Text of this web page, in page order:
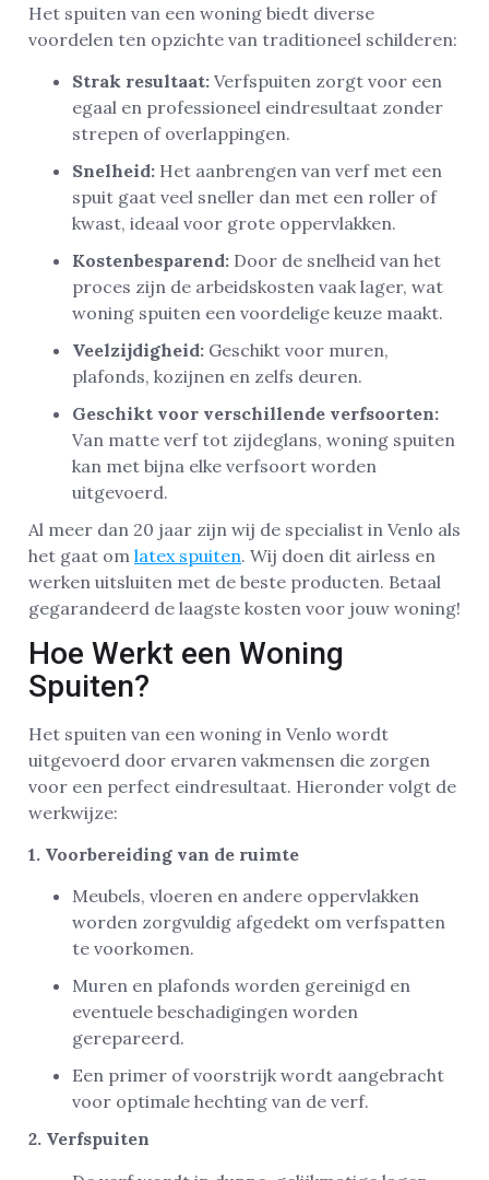
Het spuiten van een woning biedt diverse
voordelen ten opzichte van traditioneel schilderen:
Strak resultaat: Verfspuiten zorgt voor een
egaal en professioneel eindresultaat zonder
strepen of overlappingen.
Snelheid: Het aanbrengen van verf met een
spuit gaat veel sneller dan met een roller of
kwast, ideaal voor grote oppervlakken.
Kostenbesparend: Door de snelheid van het
proces zijn de arbeidskosten vaak lager, wat
woning spuiten een voordelige keuze maakt.
Veelzijdigheid: Geschikt voor muren,
plafonds, kozijnen en zelfs deuren.
Geschikt voor verschillende verfsoorten:
Van matte verf tot zijdeglans, woning spuiten
kan met bijna elke verfsoort worden
uitgevoerd.
Al meer dan 20 jaar zijn wij de specialist in Venlo als
het gaat om latex spuiten. Wij doen dit airless en
werken uitsluiten met de beste producten. Betaal
gegarandeerd de laagste kosten voor jouw woning!
Hoe Werkt een Woning
Spuiten?
Het spuiten van een woning in Venlo wordt
uitgevoerd door ervaren vakmensen die zorgen
voor een perfect eindresultaat. Hieronder volgt de
werkwijze:
1. Voorbereiding van de ruimte
Meubels, vloeren en andere oppervlakken
worden zorgvuldig afgedekt om verfspatten
te voorkomen.
Muren en plafonds worden gereinigd en
eventuele beschadigingen worden
gerepareerd.
Een primer of voorstrijk wordt aangebracht
voor optimale hechting van de verf.
2. Verfspuiten